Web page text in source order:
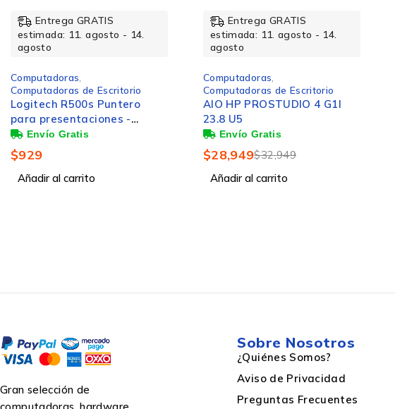
Capacidad total SSD
Memoria
Capacidad de memoria RAM
Entrega GRATIS
estimada: 11. agosto - 14.
agosto
Computadoras
Computadoras de Escritorio
AIO HP PROSTUDIO 4 G1I
23.8 U5
$28,949
Añadir al carrito
Entrega GRATIS
estimada: 11. agosto - 14.
agosto
Computadoras
Computadoras de Escritorio
MOUSE INALÁMBRICO 1000
DPI, NEGRO, RECEPTOR USB,
PLUG AND PLAY, DISEÑO
ERGONÓMICO, BATERIAS
INCLUIDAS
$103
Añadir al carrito
Gran selección de
Sobre Nosotros
¿Quiénes Somos?
Aviso de Privacidad
Preguntas Frecuentes